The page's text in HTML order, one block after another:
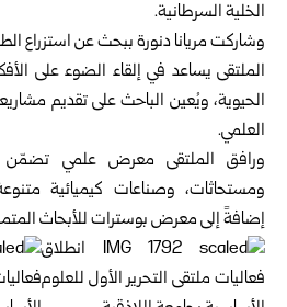
الخلية السرطانية.
وشاركت مريانا دنورة ببحث عن استزراع
الملتقى يساعد في إلقاء الضوء على
الحيوية، ويُعين الباحث على تقديم
العلمي.
ورافق الملتقى معرض علمي تضمّن
ومستحاثات، وصناعات كيميائية
إضافةً إلى معرض بوسترات للأبحاث